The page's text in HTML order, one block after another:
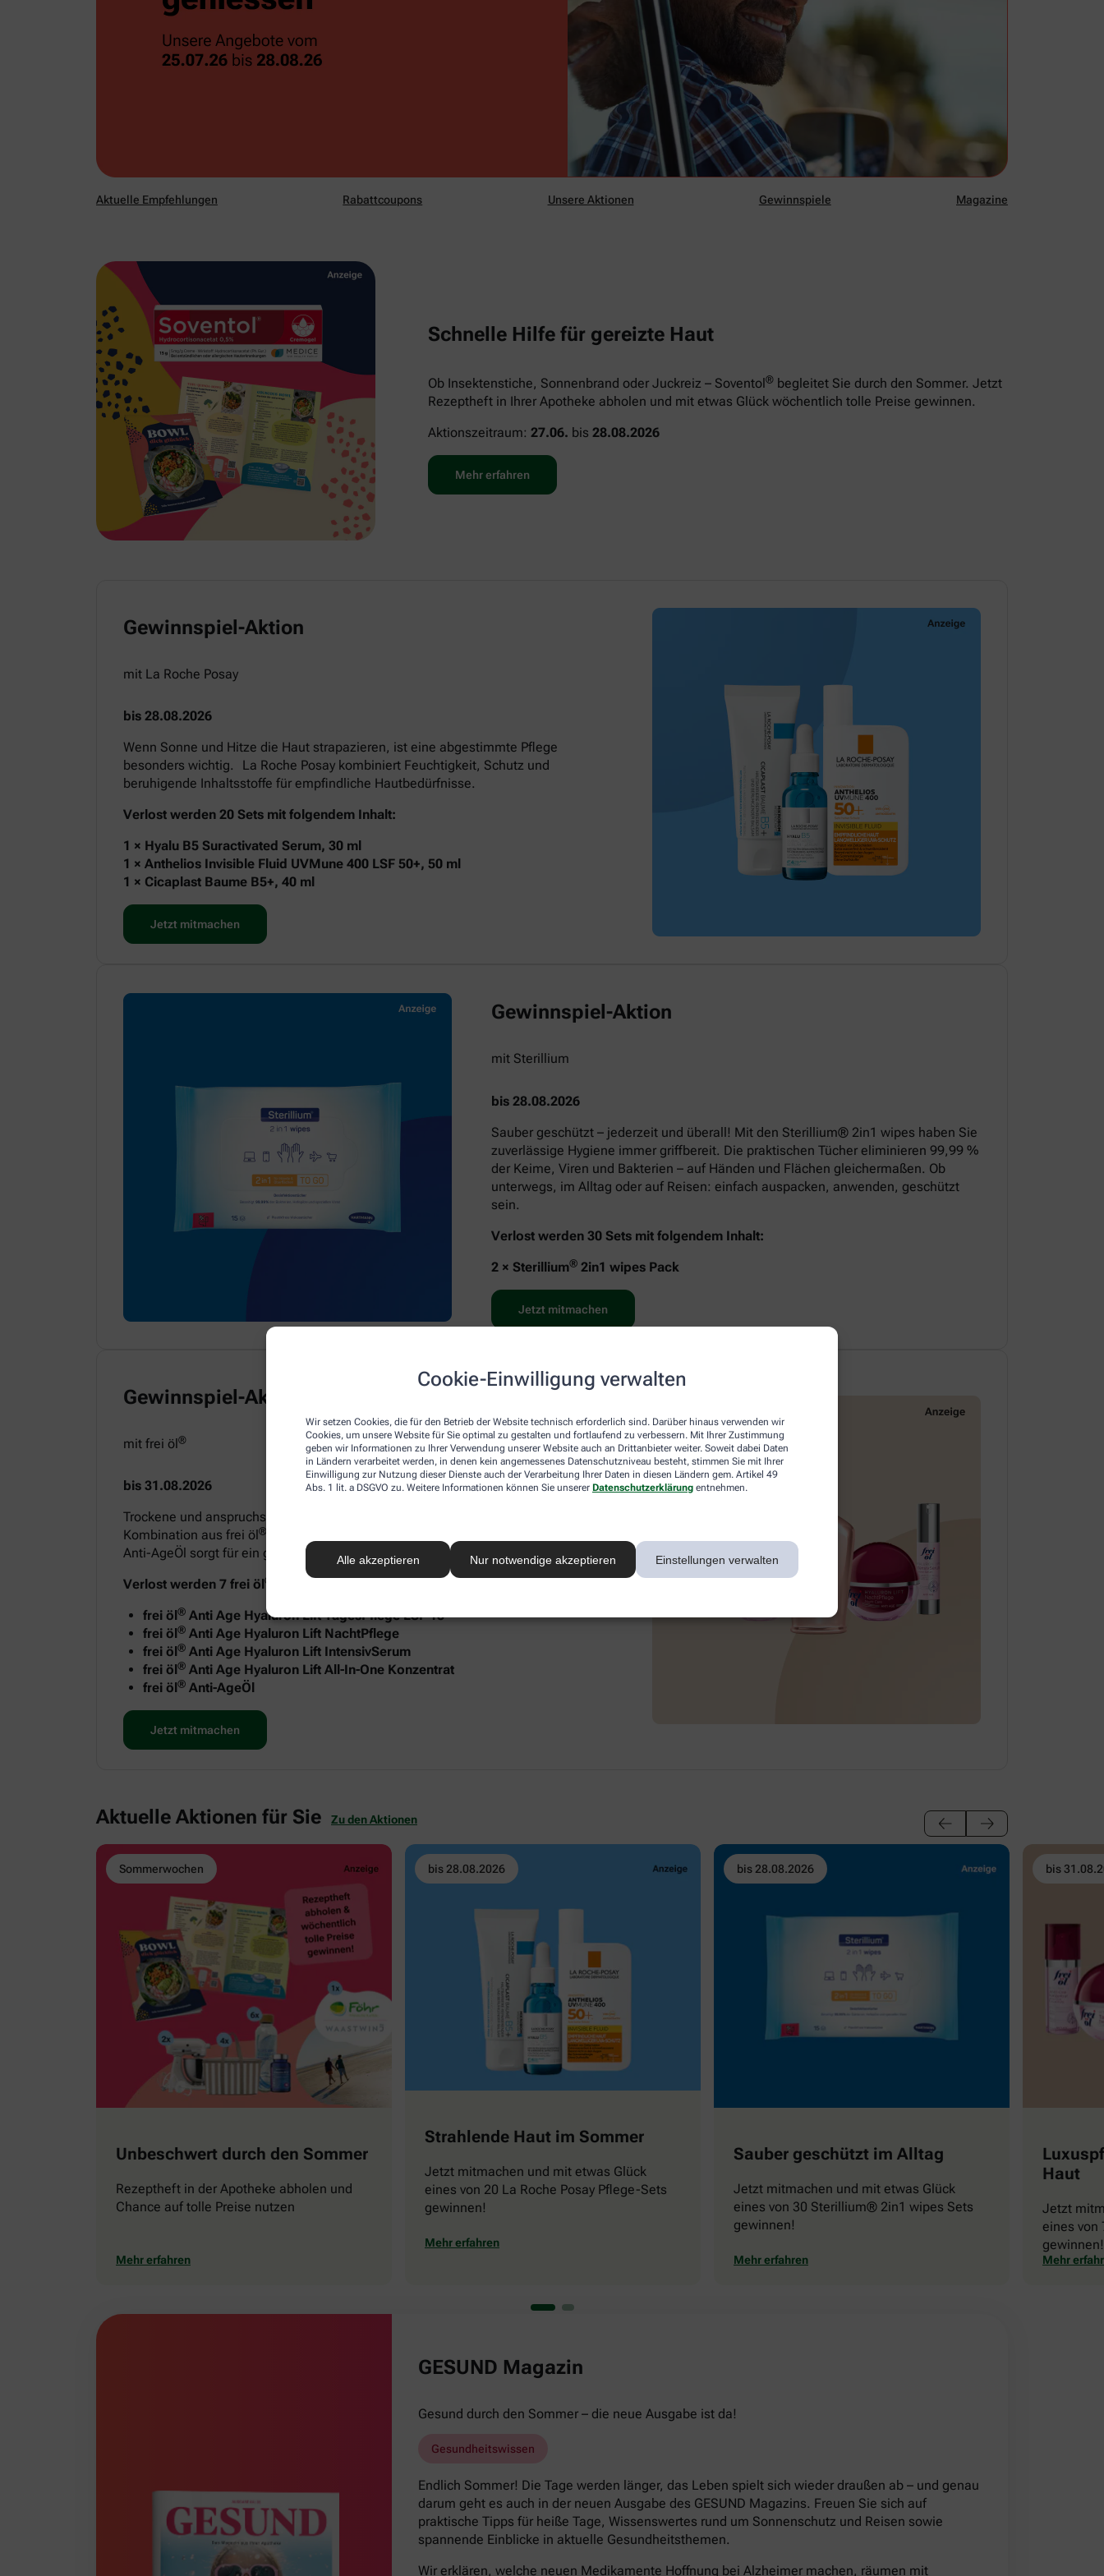
Cookie-Einwilligung verwalten
Wir setzen Cookies, die für den Betrieb der Website technisch erforderlich sind. Darüber hinaus verwenden wir
Cookies, um unsere Website für Sie optimal zu gestalten und fortlaufend zu verbessern. Mit Ihrer Zustimmung
geben wir Informationen zu Ihrer Verwendung unserer Website auch an Drittanbieter weiter. Soweit dabei Daten
in Ländern verarbeitet werden, in denen kein angemessenes Datenschutzniveau besteht, stimmen Sie mit Ihrer
Einwilligung zur Nutzung dieser Dienste auch der Verarbeitung Ihrer Daten in diesen Ländern gem. Artikel 49
Abs. 1 lit. a DSGVO zu. Weitere Informationen können Sie unserer Datenschutzerklärung entnehmen.
Alle akzeptieren Nur notwendige akzeptieren Einstellungen verwalten
Aktuelle Empfehlungen Rabattcoupons Unsere Aktionen Gewinnspiele Magazine
Schnelle Hilfe für gereizte Haut
Ob Insektenstiche, Sonnenbrand oder Juckreiz – Soventol® begleitet Sie durch den Sommer. Jetzt
Rezeptheft in Ihrer Apotheke abholen und mit etwas Glück wöchentlich tolle Preise gewinnen.
Aktionszeitraum: 27.06. bis 28.08.2026
Mehr erfahren
Gewinnspiel-Aktion
mit La Roche Posay
bis 28.08.2026
Wenn Sonne und Hitze die Haut strapazieren, ist eine abgestimmte Pflege
besonders wichtig. La Roche Posay kombiniert Feuchtigkeit, Schutz und
beruhigende Inhaltsstoffe für empfindliche Hautbedürfnisse.
Verlost werden 20 Sets mit folgendem Inhalt:
1 × Hyalu B5 Suractivated Serum, 30 ml
1 × Anthelios Invisible Fluid UVMune 400 LSF 50+, 50 ml
1 × Cicaplast Baume B5+, 40 ml
Jetzt mitmachen
Gewinnspiel-Aktion
mit Sterillium
bis 28.08.2026
Sauber geschützt – jederzeit und überall! Mit den Sterillium® 2in1 wipes haben Sie
zuverlässige Hygiene immer griffbereit. Die praktischen Tücher eliminieren 99,99 %
der Keime, Viren und Bakterien – auf Händen und Flächen gleichermaßen. Ob
unterwegs, im Alltag oder auf Reisen: einfach auspacken, anwenden, geschützt
sein.
Verlost werden 30 Sets mit folgendem Inhalt:
2 × Sterillium® 2in1 wipes Pack
Jetzt mitmachen
Gewinnspiel-Aktion
mit frei öl®
bis 31.08.2026
Trockene und anspruchsvolle Haut benötigt intensive Pflege und Feuchtigkeit. Die
Kombination aus frei öl®
Anti-AgeÖl sorgt für ein geschmeidiges Hautgefühl und gepflegte Ausstrahlung.
Verlost werden 7 frei öl®
frei öl® Anti Age Hyaluron Lift TagesPflege LSF 15
frei öl® Anti Age Hyaluron Lift NachtPflege
frei öl® Anti Age Hyaluron Lift IntensivSerum
frei öl® Anti Age Hyaluron Lift All-In-One Konzentrat
frei öl® Anti-AgeÖl
Jetzt mitmachen
Aktuelle Aktionen für Sie Zu den Aktionen
Sommerwochen
Unbeschwert durch den Sommer
Rezeptheft in der Apotheke abholen und
Chance auf tolle Preise nutzen
Mehr erfahren
bis 28.08.2026
Strahlende Haut im Sommer
Jetzt mitmachen und mit etwas Glück
eines von 20 La Roche Posay Pflege-Sets
gewinnen!
Mehr erfahren
bis 28.08.2026
Sauber geschützt im Alltag
Jetzt mitmachen und mit etwas Glück
eines von 30 Sterillium® 2in1 wipes Sets
gewinnen!
Mehr erfahren
bis
Haut
Jetzt
eines von
gewinnen!
Mehr
GESUND Magazin
Gesund durch den Sommer – die neue Ausgabe ist da!
Gesundheitswissen
Endlich Sommer! Die Tage werden länger, das Leben spielt sich wieder draußen ab – und genau
darum geht es auch in der neuen Ausgabe des GESUND Magazins. Freuen Sie sich auf
praktische Tipps für heiße Tage, Wissenswertes rund um Sonnenschutz und Reisen sowie
spannende Einblicke in aktuelle Gesundheitsthemen.
Wir erklären, welche neuen Medikamente Hoffnung bei Alzheimer machen, räumen mit